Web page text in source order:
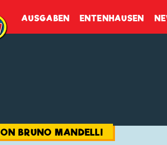
AUSGABEN ENTENHAUSEN
BRUNO MANDELLI